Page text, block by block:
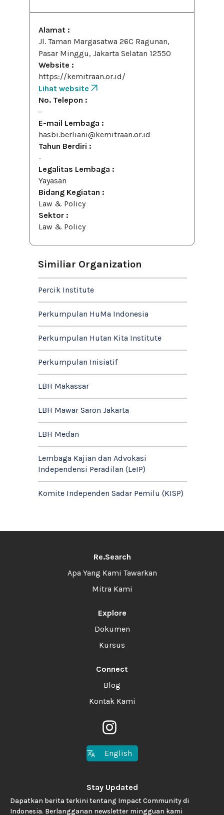
Alamat :
Jl. Taman Margasatwa 26C Ragunan,
Pasar Minggu, Jakarta Selatan 12550
Website :
https://kemitraan.or.id/
Lihat website
No. Telepon :
-
E-mail Lembaga :
hasbi.berliani@kemitraan.or.id
Tahun Berdiri :
-
Legalitas Lembaga :
Yayasan
Bidang Kegiatan :
Law & Policy
Sektor :
Law & Policy
Similiar Organization
Percik Institute
Perkumpulan HuMa Indonesia
Perkumpulan Hutan Kita Institute
Perkumpulan Inisiatif
LBH Makassar
LBH Mawar Saron Jakarta
LBH Medan
Lembaga Kajian dan Advokasi
Independensi Peradilan (LeIP)
Komite Independen Sadar Pemilu (KISP)
Re.Search
Apa Yang Kami Tawarkan
Mitra Kami
Explore
Dokumen
Kursus
Connect
Blog
Kontak Kami
English
Stay Updated
Dapatkan berita terkini tentang Impact Community di
Indonesia. Berlangganan newsletter mingguan kami